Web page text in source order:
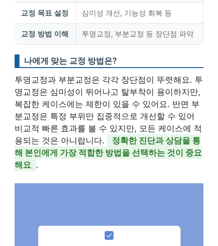
교정 목표 설정 심미성 개선, 기능성 회복 등
교정 방법 이해 투명교정, 부분교정 등 장단점 파악
나에게 맞는 교정 방법은?
투명교정과 부분교정은 각각 장단점이 뚜렷해요. 투
명교정은 심미성이 뛰어나고 탈부착이 용이하지만,
복잡한 케이스에는 제한이 있을 수 있어요. 반면 부
분교정은 특정 부위만 집중적으로 개선할 수 있어
비교적 빠른 효과를 볼 수 있지만, 모든 케이스에 적
용되는 것은 아니랍니다.
정확한 진단과 상담을 통
해 본인에게 가장 적합한 방법을 선택하는 것이 중요
해요
.